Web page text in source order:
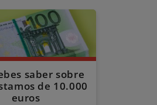
saber sobre
de 10.000
euros